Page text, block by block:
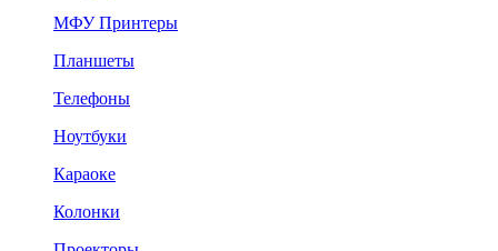
МФУ Принтеры
Планшеты
Телефоны
Ноутбуки
Караоке
Колонки